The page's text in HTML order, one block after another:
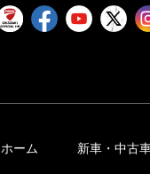
ホーム 新車・中古